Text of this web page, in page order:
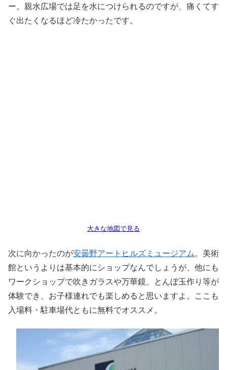
ー。親水広場では足を水につけられるのですが、痛くてす
ぐ出たくなるほど冷たかったです。
大きな地図で見る
次に向かったのが安曇野アートヒルズミュージアム 。美術
館というよりは基本的にショップなんでしょうが、他にも
ワークショップで吹きガラスや万華鏡、とんぼ玉作り等が
体験でき、お子様連れでも楽しめると思いますよ。ここも
入場料・駐車場代ともに無料でオススメ。